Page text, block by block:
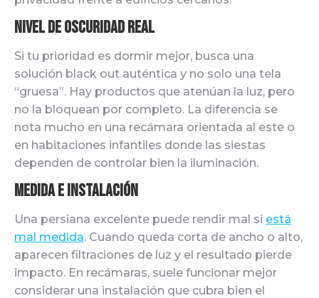
Nivel de oscuridad real
Si tu prioridad es dormir mejor, busca una
solución black out auténtica y no solo una tela
“gruesa”. Hay productos que atenúan la luz, pero
no la bloquean por completo. La diferencia se
nota mucho en una recámara orientada al este o
en habitaciones infantiles donde las siestas
dependen de controlar bien la iluminación.
Medida e instalación
Una persiana excelente puede rendir mal si está
mal medida. Cuando queda corta de ancho o alto,
aparecen filtraciones de luz y el resultado pierde
impacto. En recámaras, suele funcionar mejor
considerar una instalación que cubra bien el